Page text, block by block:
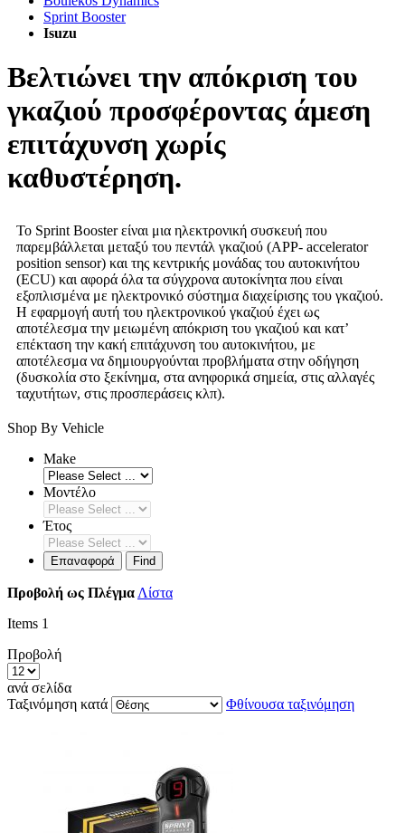
Sprint Booster
Isuzu
Βελτιώνει την απόκριση του
γκαζιού προσφέροντας άμεση
επιτάχυνση χωρίς
καθυστέρηση.
Το Sprint Booster είναι μια ηλεκτρονική συσκευή που
παρεμβάλλεται μεταξύ του πεντάλ γκαζιού (APP- accelerator
position sensor) και της κεντρικής μονάδας του αυτοκινήτου
(ECU) και αφορά όλα τα σύγχρονα αυτοκίνητα που είναι
εξοπλισμένα με ηλεκτρονικό σύστημα διαχείρισης του γκαζιού.
Η εφαρμογή αυτή του ηλεκτρονικού γκαζιού έχει ως
αποτέλεσμα την μειωμένη απόκριση του γκαζιού και κατ’
επέκταση την κακή επιτάχυνση του αυτοκινήτου, με
αποτέλεσμα να δημιουργούνται προβλήματα στην οδήγηση
(δυσκολία στο ξεκίνημα, στα ανηφορικά σημεία, στις αλλαγές
ταχυτήτων, στις προσπεράσεις κλπ).
Shop By Vehicle
Make
Μοντέλο
Έτος
Επαναφορά Find
Προβολή ως ΠλέγμαΛίστα
Items 1
Προβολή
ανά σελίδα
Ταξινόμηση κατά
Φθίνουσα ταξινόμηση